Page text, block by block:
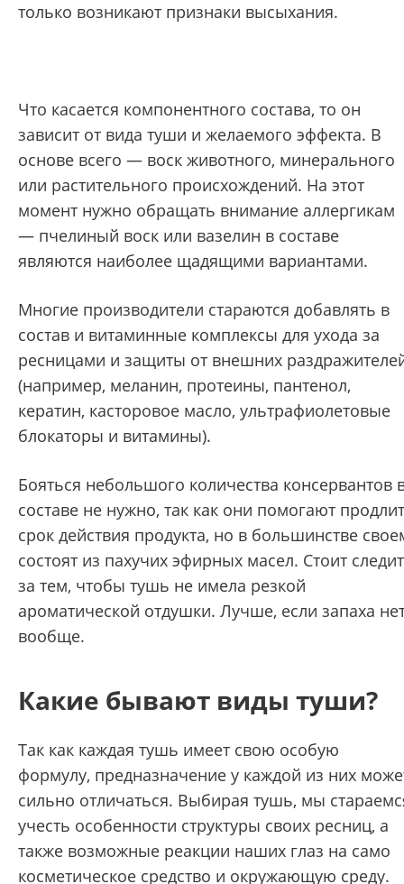
только возникают признаки высыхания.
Что касается компонентного состава, то он
зависит от вида туши и желаемого эффекта. В
основе всего — воск животного, минерального
или растительного происхождений. На этот
момент нужно обращать внимание аллергикам
— пчелиный воск или вазелин в составе
являются наиболее щадящими вариантами.
Многие производители стараются добавлять в
состав и витаминные комплексы для ухода за
ресницами и защиты от внешних
(например, меланин, протеины, пантенол,
кератин, касторовое масло, ультрафиолетовые
блокаторы и витамины).
Бояться небольшого количества консервантов
составе не нужно, так как они помогают
срок действия продукта, но в большинстве
состоят из пахучих эфирных масел. Стоит
за тем, чтобы тушь не имела резкой
ароматической отдушки. Лучше, если запаха
вообще.
Какие бывают виды туши?
Так как каждая тушь имеет свою особую
формулу, предназначение у каждой из них
сильно отличаться. Выбирая тушь, мы
учесть особенности структуры своих ресниц, а
также возможные реакции наших глаз на само
косметическое средство и окружающую среду.